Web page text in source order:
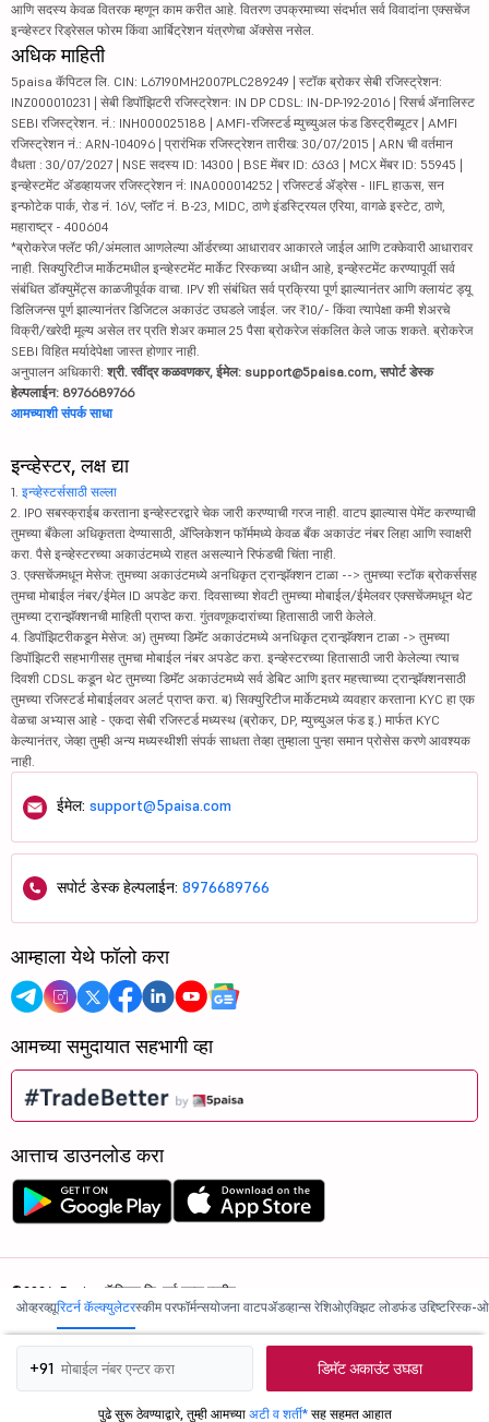
ओव्हरव्ह्यूरिटर्न कॅल्क्युलेटरस्कीम परफॉर्मन्सयोजना वाटपॲडव्हान्स रेशिओएक्झिट लोडफंड उद्दिष्टरिस्क-
+91 डिमॅट अकाउंट उघडा
पुढे सुरू ठेवण्याद्वारे, तुम्ही आमच्या अटी व शर्ती*सह सहमत आहात
आणि सदस्य केवळ वितरक म्हणून काम करीत आहे. वितरण उपक्रमाच्या संदर्भात सर्व विवादांना एक्सचेंज
इन्व्हेस्टर रिड्रेसल फोरम किंवा आर्बिट्रेशन यंत्रणेचा ॲक्सेस नसेल.
अधिक माहिती
5paisa कॅपिटल लि. CIN: L67190MH2007PLC289249 | स्टॉक ब्रोकर सेबी रजिस्ट्रेशन:
INZ000010231 | सेबी डिपॉझिटरी रजिस्ट्रेशन: IN DP CDSL: IN-DP-192-2016 | रिसर्च ॲनालिस्ट
SEBI रजिस्ट्रेशन. नं.: INH000025188 | AMFI-रजिस्टर्ड म्युच्युअल फंड डिस्ट्रीब्यूटर | AMFI
रजिस्ट्रेशन नं.: ARN-104096 | प्रारंभिक रजिस्ट्रेशन तारीख: 30/07/2015 | ARN ची वर्तमान
वैधता : 30/07/2027 | NSE सदस्य ID: 14300 | BSE मेंबर ID: 6363 | MCX मेंबर ID: 55945 |
इन्व्हेस्टमेंट ॲडव्हायजर रजिस्ट्रेशन नं: INA000014252 | रजिस्टर्ड ॲड्रेस - IIFL हाऊस, सन
इन्फोटेक पार्क, रोड नं. 16V, प्लॉट नं. B-23, MIDC, ठाणे इंडस्ट्रियल एरिया, वागळे इस्टेट, ठाणे,
महाराष्ट्र - 400604
*ब्रोकरेज फ्लॅट फी/अंमलात आणलेल्या ऑर्डरच्या आधारावर आकारले जाईल आणि टक्केवारी आधारावर
नाही. सिक्युरिटीज मार्केटमधील इन्व्हेस्टमेंट मार्केट रिस्कच्या अधीन आहे, इन्व्हेस्टमेंट करण्यापूर्वी सर्व
संबंधित डॉक्युमेंट्स काळजीपूर्वक वाचा. IPV शी संबंधित सर्व प्रक्रिया पूर्ण झाल्यानंतर आणि क्लायंट ड्यू
डिलिजन्स पूर्ण झाल्यानंतर डिजिटल अकाउंट उघडले जाईल. जर ₹10/- किंवा त्यापेक्षा कमी शेअरचे
विक्री/खरेदी मूल्य असेल तर प्रति शेअर कमाल 25 पैसा ब्रोकरेज संकलित केले जाऊ शकते. ब्रोकरेज
SEBI विहित मर्यादेपेक्षा जास्त होणार नाही.
अनुपालन अधिकारी: श्री. रवींद्र कळवणकर, ईमेल: support@5paisa.com, सपोर्ट डेस्क
हेल्पलाईन: 8976689766
आमच्याशी संपर्क साधा
इन्व्हेस्टर, लक्ष द्या
1. इन्व्हेस्टर्ससाठी सल्ला
2. IPO सबस्क्राईब करताना इन्व्हेस्टरद्वारे चेक जारी करण्याची गरज नाही. वाटप झाल्यास पेमेंट करण्याची
तुमच्या बँकेला अधिकृतता देण्यासाठी, ॲप्लिकेशन फॉर्ममध्ये केवळ बँक अकाउंट नंबर लिहा आणि स्वाक्षरी
करा. पैसे इन्व्हेस्टरच्या अकाउंटमध्ये राहत असल्याने रिफंडची चिंता नाही.
3. एक्सचेंजमधून मेसेज: तुमच्या अकाउंटमध्ये अनधिकृत ट्रान्झॅक्शन टाळा --> तुमच्या स्टॉक ब्रोकर्ससह
तुमचा मोबाईल नंबर/ईमेल ID अपडेट करा. दिवसाच्या शेवटी तुमच्या मोबाईल/ईमेलवर एक्सचेंजमधून थेट
तुमच्या ट्रान्झॅक्शनची माहिती प्राप्त करा. गुंतवणूकदारांच्या हितासाठी जारी केलेले.
4. डिपॉझिटरीकडून मेसेज: अ) तुमच्या डिमॅट अकाउंटमध्ये अनधिकृत ट्रान्झॅक्शन टाळा -> तुमच्या
डिपॉझिटरी सहभागीसह तुमचा मोबाईल नंबर अपडेट करा. इन्व्हेस्टरच्या हितासाठी जारी केलेल्या त्याच
दिवशी CDSL कडून थेट तुमच्या डिमॅट अकाउंटमध्ये सर्व डेबिट आणि इतर महत्त्वाच्या ट्रान्झॅक्शनसाठी
तुमच्या रजिस्टर्ड मोबाईलवर अलर्ट प्राप्त करा. ब) सिक्युरिटीज मार्केटमध्ये व्यवहार करताना KYC हा एक
वेळचा अभ्यास आहे - एकदा सेबी रजिस्टर्ड मध्यस्थ (ब्रोकर, DP, म्युच्युअल फंड इ.) मार्फत KYC
केल्यानंतर, जेव्हा तुम्ही अन्य मध्यस्थीशी संपर्क साधता तेव्हा तुम्हाला पुन्हा समान प्रोसेस करणे आवश्यक
नाही.
ईमेल: support@5paisa.com
सपोर्ट डेस्क हेल्पलाईन: 8976689766
आम्हाला येथे फॉलो करा
आमच्या समुदायात सहभागी व्हा
आत्ताच डाउनलोड करा
©2026, 5paisa कॅपिटल लि. सर्व हक्क राखीव.
आम्ही ISO 27001:2022 प्रमाणित आहोत.